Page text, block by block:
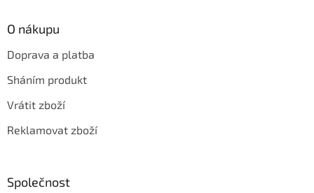
O nákupu
Doprava a platba
Sháním produkt
Vrátit zboží
Reklamovat zboží
Společnost